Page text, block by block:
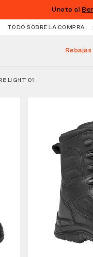
Únete al
TODO SOBRE LA COMPRA
Rebajas
LIGHT O1